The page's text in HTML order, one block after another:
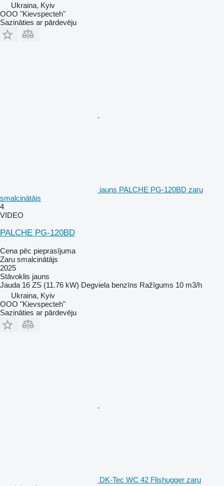
Ukraina, Kyiv
OOO "Kievspecteh"
Sazināties ar pārdevēju
jauns PALCHE PG-120BD zaru
smalcinātājs
4
VIDEO
PALCHE PG-120BD
Cena pēc pieprasījuma
Zaru smalcinātājs
2025
Stāvoklis jauns
Jauda 16 ZS (11.76 kW) Degviela benzīns Ražīgums 10 m3/h
Ukraina, Kyiv
OOO "Kievspecteh"
Sazināties ar pārdevēju
DK-Tec WC 42 Flishugger zaru